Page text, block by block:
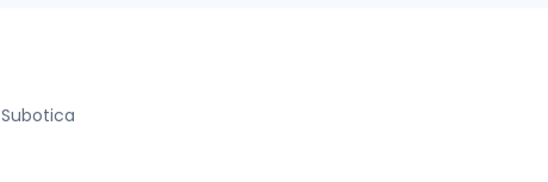
Subotica